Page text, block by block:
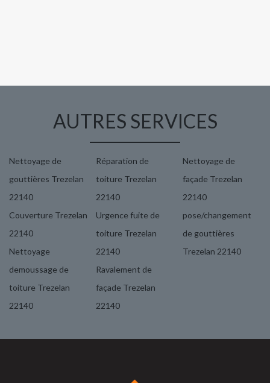
AUTRES SERVICES
Nettoyage de
gouttières Trezelan
22140
Couverture Trezelan
22140
Nettoyage
demoussage de
toiture Trezelan
22140
Réparation de
toiture Trezelan
22140
Urgence fuite de
toiture Trezelan
22140
Ravalement de
façade Trezelan
22140
Nettoyage de
façade Trezelan
22140
pose/changement
de gouttières
Trezelan 22140